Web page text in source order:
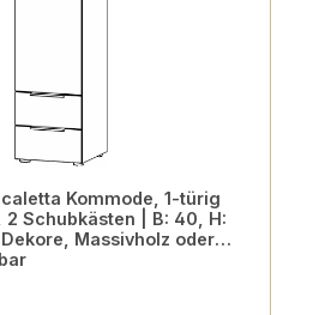
Kommode, 1-türig
2 Schubkästen | B: 40, H:
Massivholz oder